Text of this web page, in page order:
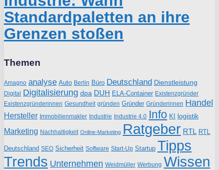
Standardpaletten an ihre
Grenzen stoßen
Themen
Amagno analyse Auto Berlin Büro Deutschland Dienstleistung
Digital Digitalisierung dpa DUH ELA-Container Existenzgründer
Existenzgründerinnen Gesundheit gründen Gründer Gründerinnen Handel
Hersteller Immobilienmakler Industrie Industrie 4.0 Info KI logistik
Marketing Nachhaltigkeit Online-Marketing Ratgeber RTL RTL
Deutschland SEO Sicherheit Software Start-Up Startup Tipps
Trends Unternehmen Weidmüller Werbung Wissen